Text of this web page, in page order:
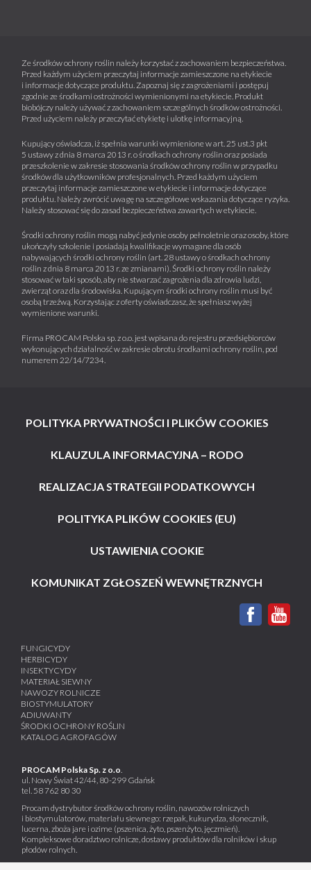
Ze środków ochrony roślin należy korzystać z zachowaniem bezpieczeństwa.
Przed każdym użyciem przeczytaj informacje zamieszczone na etykiecie
i informacje dotyczące produktu. Zapoznaj się z zagrożeniami i postępuj
zgodnie ze środkami ostrożności wymienionymi na etykiecie. Produkt
biobójczy należy używać z zachowaniem szczególnych środków ostrożności.
Przed użyciem należy przeczytać etykietę i ulotkę informacyjną.
Kupujący oświadcza, iż spełnia warunki wymienione w art. 25 ust.3 pkt
5 ustawy z dnia 8 marca 2013 r. o środkach ochrony roślin oraz posiada
przeszkolenie w zakresie stosowania środków ochrony roślin w przypadku
środków dla użytkowników profesjonalnych. Przed każdym użyciem
przeczytaj informacje zamieszczone w etykiecie i informacje dotyczące
produktu. Należy zwrócić uwagę na szczegółowe wskazania dotyczące ryzyka.
Należy stosować się do zasad bezpieczeństwa zawartych w etykiecie.
Środki ochrony roślin mogą nabyć jedynie osoby pełnoletnie oraz osoby, które
ukończyły szkolenie i posiadają kwalifikacje wymagane dla osób
nabywających środki ochrony roślin (art. 28 ustawy o środkach ochrony
roślin z dnia 8 marca 2013 r. ze zmianami). Środki ochrony roślin należy
stosować w taki sposób, aby nie stwarzać zagrożenia dla zdrowia ludzi,
zwierząt oraz dla środowiska. Kupującym środki ochrony roślin musi być
osobą trzeźwą. Korzystając z oferty oświadczasz, że spełniasz wyżej
wymienione warunki.
Firma PROCAM Polska sp. z o.o. jest wpisana do rejestru przedsiębiorców
wykonujących działalność w zakresie obrotu środkami ochrony roślin, pod
numerem 22/14/7234.
POLITYKA PRYWATNOŚCI I PLIKÓW COOKIES
KLAUZULA INFORMACYJNA – RODO
REALIZACJA STRATEGII PODATKOWYCH
POLITYKA PLIKÓW COOKIES (EU)
USTAWIENIA COOKIE
KOMUNIKAT ZGŁOSZEŃ WEWNĘTRZNYCH
FUNGICYDY
HERBICYDY
INSEKTYCYDY
MATERIAŁ SIEWNY
NAWOZY ROLNICZE
BIOSTYMULATORY
ADIUWANTY
ŚRODKI OCHRONY ROŚLIN
KATALOG AGROFAGÓW
PROCAM Polska Sp. z o.o.
ul. Nowy Świat 42/44, 80-299 Gdańsk
tel. 58 762 80 30
Procam dystrybutor środków ochrony roślin, nawozów rolniczych
i biostymulatorów, materiału siewnego: rzepak, kukurydza, słonecznik,
lucerna, zboża jare i ozime (pszenica, żyto, pszenżyto, jęczmień).
Kompleksowe doradztwo rolnicze, dostawy produktów dla rolników i skup
płodów rolnych.